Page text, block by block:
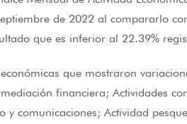
de 2022 al compararlo
que es inferior al 22.39%
que mostraron
financiera; Actividades
y comunicaciones; Actividad